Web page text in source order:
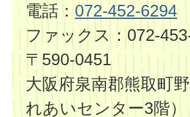
電話：072-452-6294
ファックス：072-
〒590-0451
大阪府泉南郡熊取町
れあいセンター3階）